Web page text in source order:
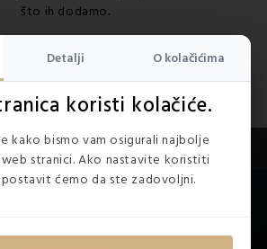
Detalji O kolačićima
koristi kolačiće.
kako bismo vam osigurali najbolje
stranici. Ako nastavite koristiti
ćemo da ste zadovoljni.
što ih dodamo.
bilo kojem trenutku. U tu svrhu, molimo